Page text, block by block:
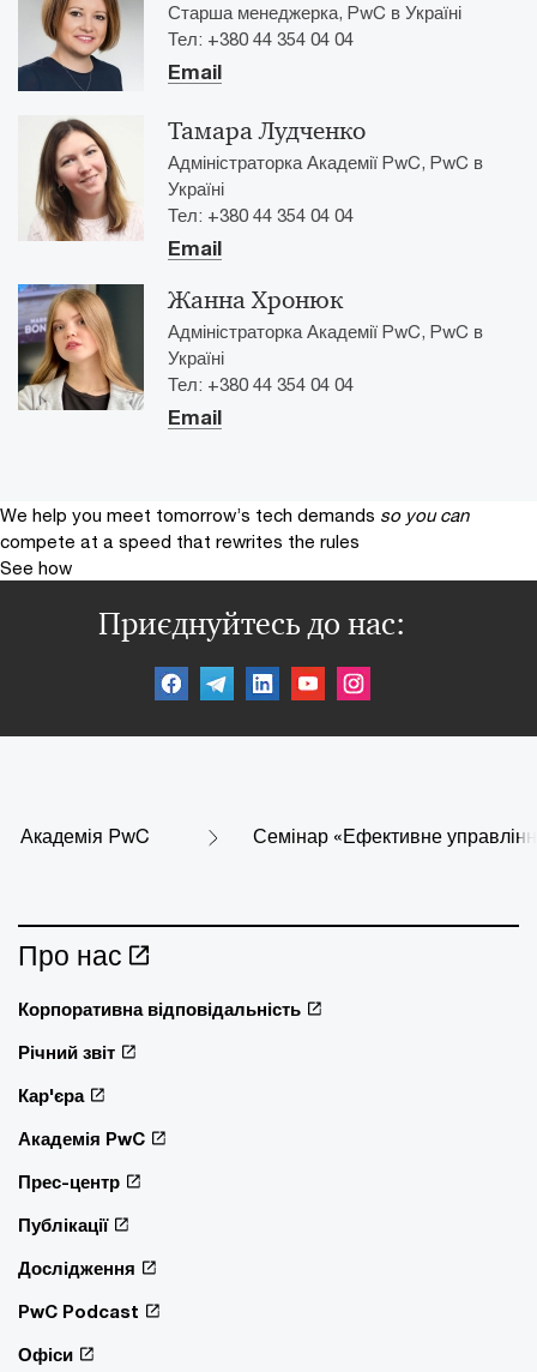
Старша менеджерка, PwC в Україні
Тел: +380 44 354 04 04
Email
Тамара Лудченко
Адміністраторка Академії PwC, PwC в
Україні
Тел: +380 44 354 04 04
Email
Жанна Хронюк
Адміністраторка Академії PwC, PwC в
Україні
Тел: +380 44 354 04 04
Email
We help you meet tomorrow’s tech demands so you can
compete at a speed that rewrites the rules
See how
Приєднуйтесь до нас:
Академія PwC Семінар «Ефективне
Про нас
Корпоративна відповідальність
Річний звіт
Кар'єра
Академія PwC
Прес-центр
Публікації
Дослідження
PwC Podcast
Офіси